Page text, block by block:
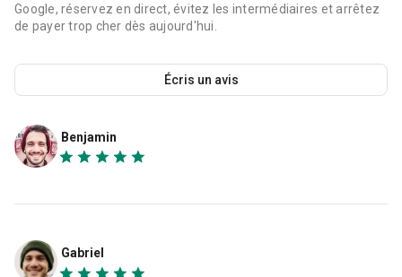
Google, réservez en direct, évitez les intermédiaires et arrêtez
de payer trop cher dès aujourd'hui.
Écris un avis
Benjamin
Gabriel